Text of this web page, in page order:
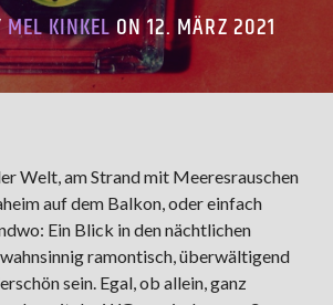
MEL KINKELON 12. MÄRZ 2021
Welt, am Strand mit Meeresrauschen
auf dem Balkon, oder einfach
Ein Blick in den nächtlichen
ramontisch, überwältigend
sein. Egal, ob allein, ganz